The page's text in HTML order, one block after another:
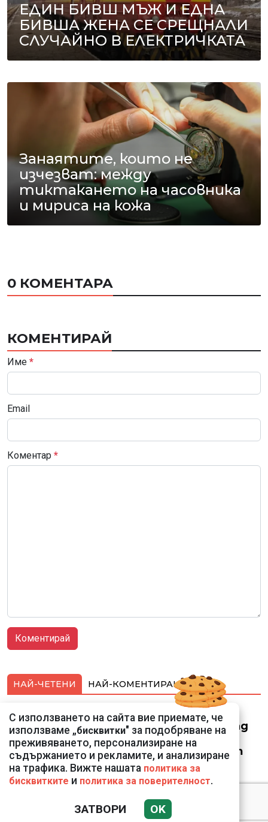
ЕДИН БИВШ МЪЖ И ЕДНА
БИВША ЖЕНА СЕ СРЕЩНАЛИ
СЛУЧАЙНО В ЕЛЕКТРИЧКАТА
Занаятите, които не
изчезват: между
тиктакането на часовника
и мириса на кожа
0 КОМЕНТАРА
КОМЕНТИРАЙ
Име *
Email
Коментар *
НАЙ-ЧЕТЕНИ НАЙ-КОМЕНТИРАНИ
Смарт оферти с до
90% отстъпка за над
150 устройства от
Vivacom през август
С използването на сайта вие приемате, че
използваме „бисквитки" за подобряване на
преживяването, персонализиране на
съдържанието и рекламите, и анализиране
на трафика. Вижте нашата политика за
бисквитките и политика за поверителност.
ЗАТВОРИ OK